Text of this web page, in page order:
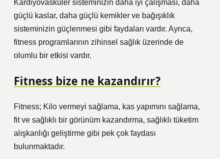
Kardiyovasküler sisteminizin daha iyi çalışması, daha
güçlü kaslar, daha güçlü kemikler ve bağışıklık
sisteminizin güçlenmesi gibi faydaları vardır. Ayrıca,
fitness programlarının zihinsel sağlık üzerinde de
olumlu bir etkisi vardır.
Fitness bize ne kazandırır?
Fitness; Kilo vermeyi sağlama, kas yapımını sağlama,
fit ve sağlıklı bir görünüm kazandırma, sağlıklı tüketim
alışkanlığı geliştirme gibi pek çok faydası
bulunmaktadır.